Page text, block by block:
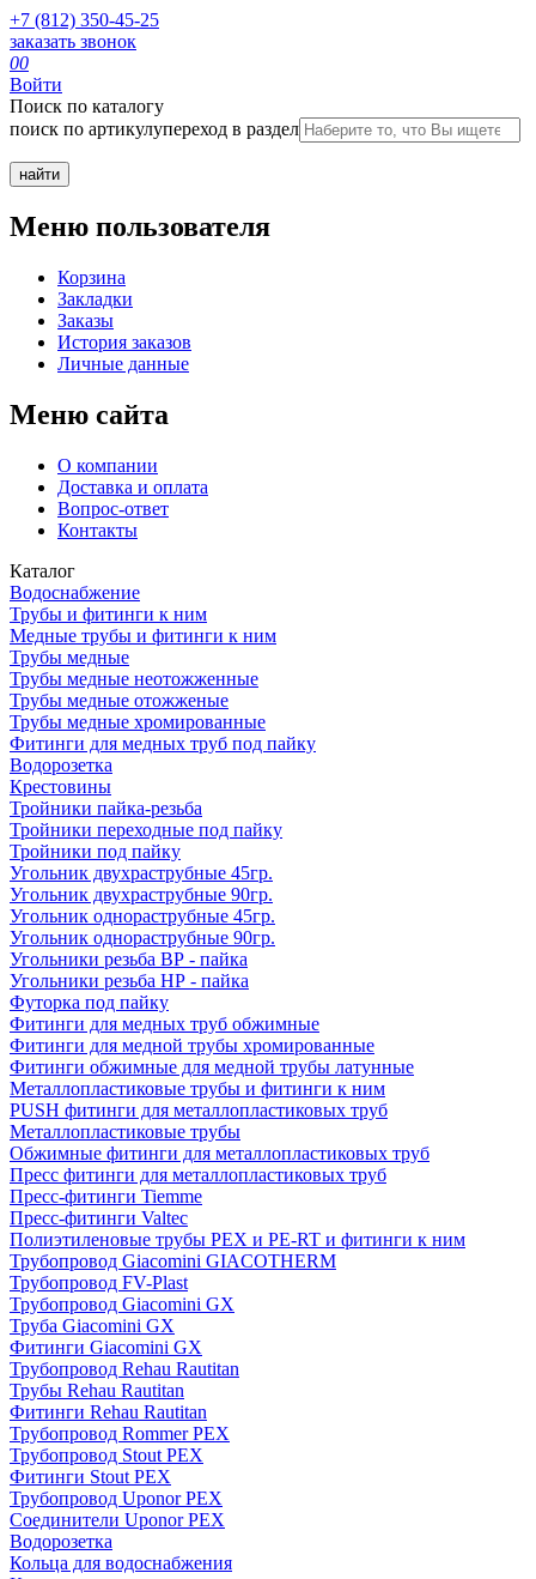
+7 (812) 350-45-25
заказать звонок
00
Войти
Поиск по каталогу
поиск по артикулупереход в раздел
Меню пользователя
Корзина
Закладки
Заказы
История заказов
Личные данные
Меню сайта
О компании
Доставка и оплата
Вопрос-ответ
Контакты
Каталог
Водоснабжение
Трубы и фитинги к ним
Медные трубы и фитинги к ним
Трубы медные
Трубы медные неотожженные
Трубы медные отожженые
Трубы медные хромированные
Фитинги для медных труб под пайку
Водорозетка
Крестовины
Тройники пайка-резьба
Тройники переходные под пайку
Тройники под пайку
Угольник двухраструбные 45гр.
Угольник двухраструбные 90гр.
Угольник однораструбные 45гр.
Угольник однораструбные 90гр.
Угольники резьба ВР - пайка
Угольники резьба НР - пайка
Футорка под пайку
Фитинги для медных труб обжимные
Фитинги для медной трубы хромированные
Фитинги обжимные для медной трубы латунные
Металлопластиковые трубы и фитинги к ним
PUSH фитинги для металлопластиковых труб
Металлопластиковые трубы
Обжимные фитинги для металлопластиковых труб
Пресс фитинги для металлопластиковых труб
Пресс-фитинги Tiemme
Пресс-фитинги Valtec
Полиэтиленовые трубы PEX и PE-RT и фитинги к ним
Трубопровод Giacomini GIACOTHERM
Трубопровод FV-Plast
Трубопровод Giacomini GX
Труба Giacomini GX
Фитинги Giacomini GX
Трубопровод Rehau Rautitan
Трубы Rehau Rautitan
Фитинги Rehau Rautitan
Трубопровод Rommer PEX
Трубопровод Stout PEX
Фитинги Stout PEX
Трубопровод Uponor PEX
Соединители Uponor PEX
Водорозетка
Кольца для водоснабжения